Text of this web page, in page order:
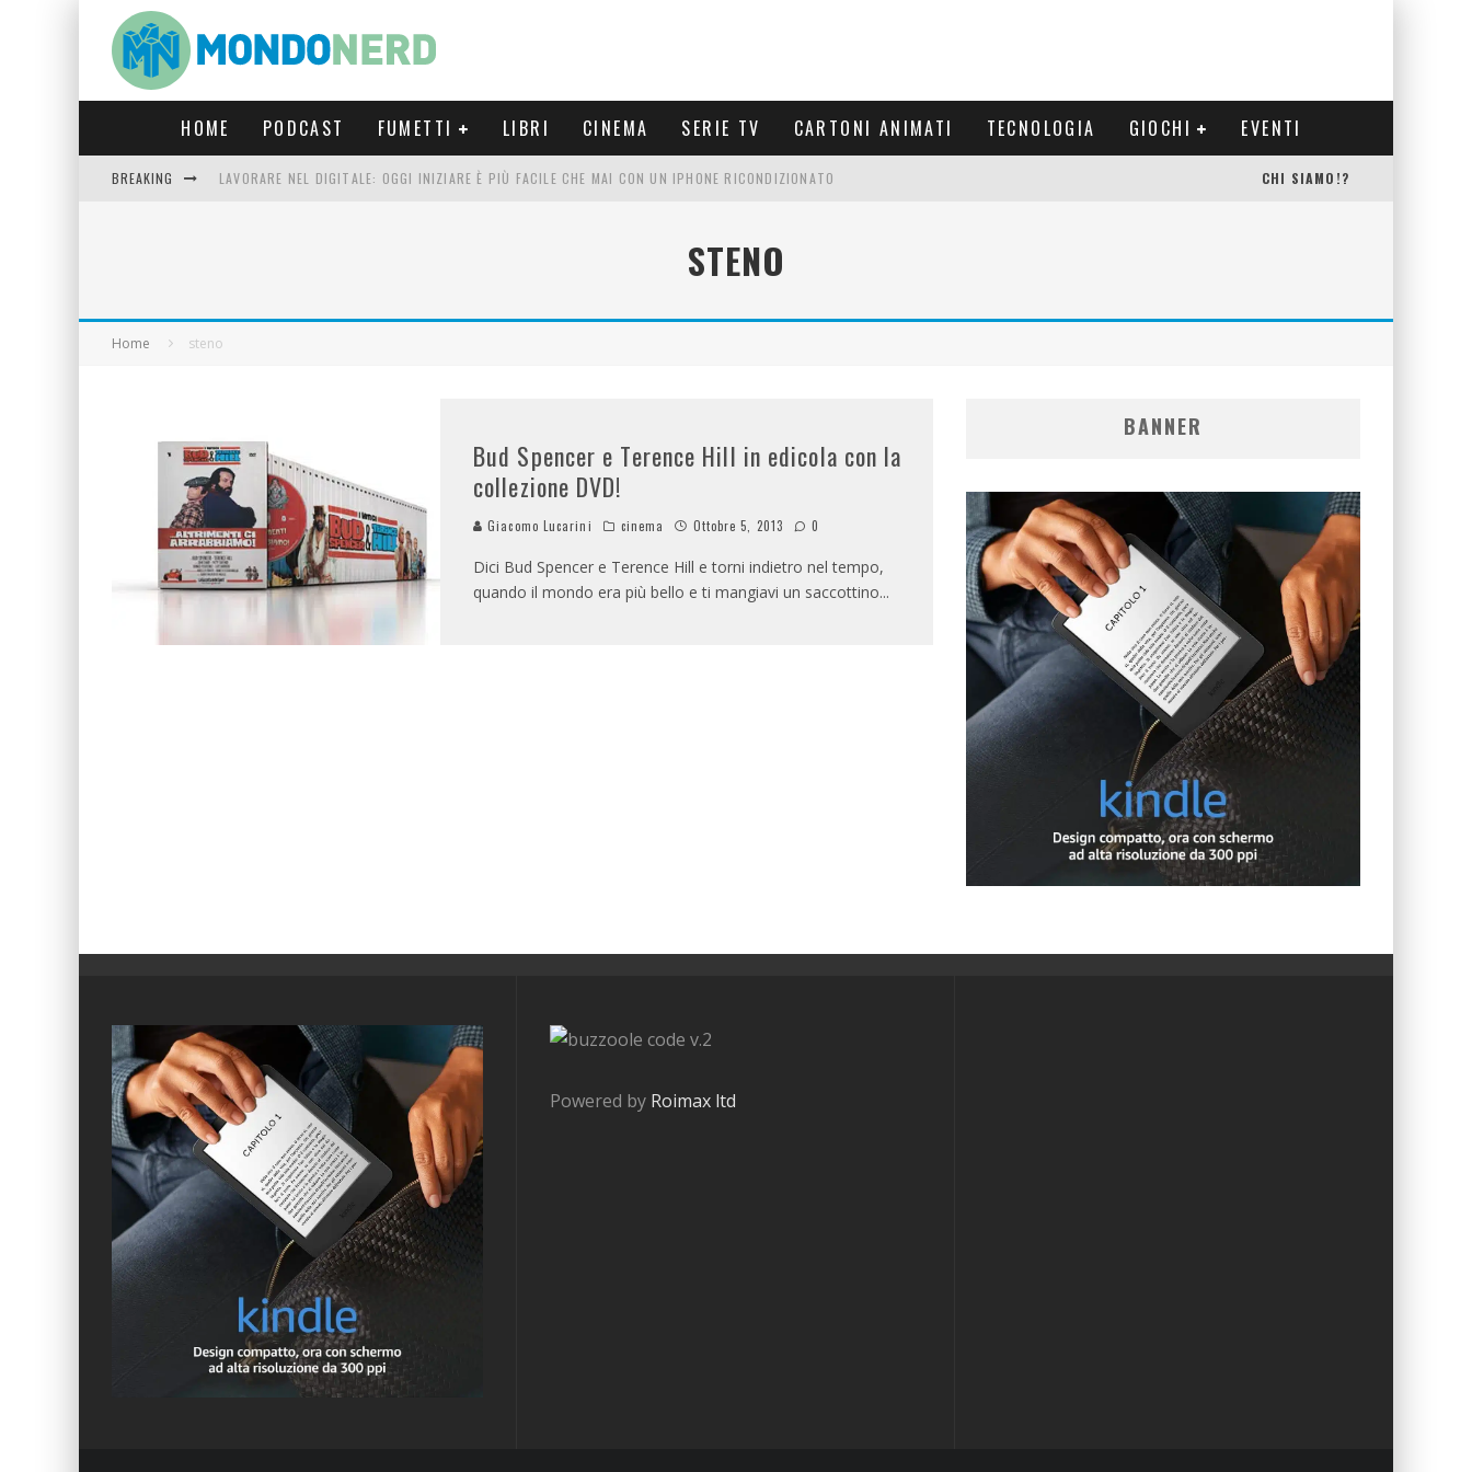
HOME PODCAST FUMETTI LIBRI CINEMA SERIE TV CARTONI ANIMATI TECNOLOGIA GIOCHI EVENTI
BREAKING LAVORARE NEL DIGITALE: OGGI INIZIARE È PIÙ FACILE CHE MAI CON UN IPHONE RICONDIZIONATO CHI SIAMO!?
STENO
Home steno
Bud Spencer e Terence Hill in edicola con la
collezione DVD!
Giacomo Lucarini cinema Ottobre 5, 2013 0
Dici Bud Spencer e Terence Hill e torni indietro nel tempo,
quando il mondo era più bello e ti mangiavi un saccottino...
BANNER
v.2
Powered by Roimax ltd